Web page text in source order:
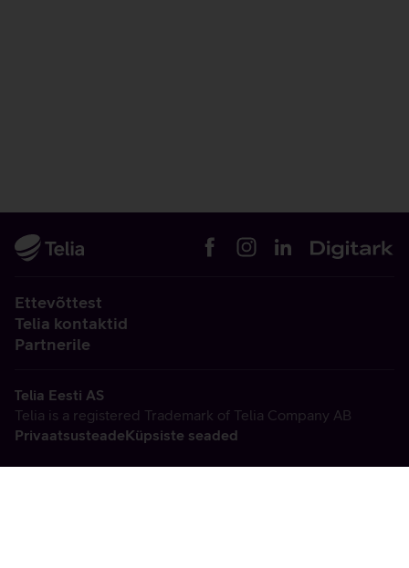
Ettevõttest
Telia kontaktid
Partnerile
Telia Eesti AS
Telia is a registered Trademark of Telia Company AB
PrivaatsusteadeKüpsiste seaded